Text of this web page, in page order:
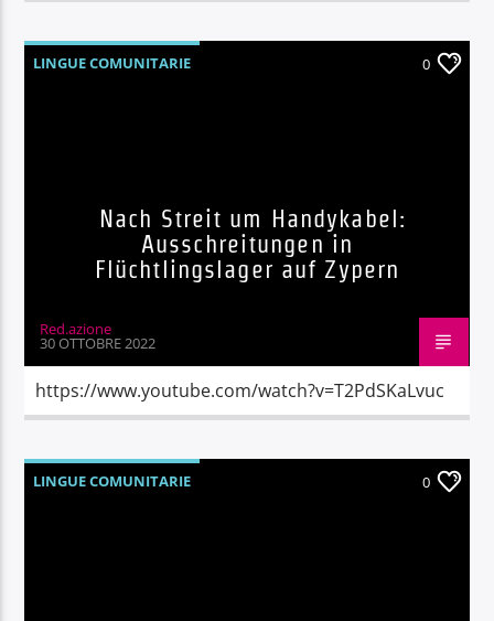
LINGUE COMUNITARIE 0
Nach Streit um Handykabel:
Ausschreitungen in
Flüchtlingslager auf Zypern
Red.azione
30 OTTOBRE 2022
https://www.youtube.com/watch?v=T2PdSKaLvuc
LINGUE COMUNITARIE 0